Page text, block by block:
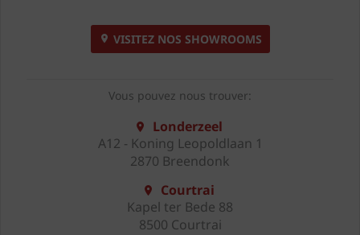
VISITEZ NOS SHOWROOMS
Vous pouvez nous trouver:
Londerzeel
A12 - Koning Leopoldlaan 1
2870 Breendonk
Courtrai
Kapel ter Bede 88
8500 Courtrai